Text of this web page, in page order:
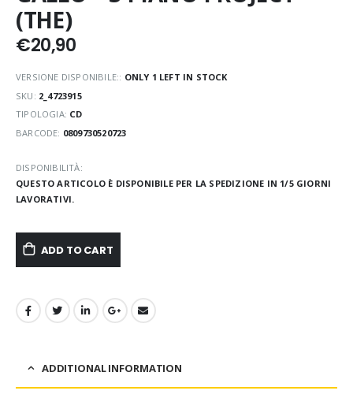
(THE)
€20,90
VERSIONE DISPONIBILE:: ONLY 1 LEFT IN STOCK
SKU: 2_4723915
TIPOLOGIA: CD
BARCODE: 0809730520723
DISPONIBILITÀ:
QUESTO ARTICOLO È DISPONIBILE PER LA SPEDIZIONE IN 1/5 GIORNI
LAVORATIVI.
ADD TO CART
ADDITIONAL INFORMATION